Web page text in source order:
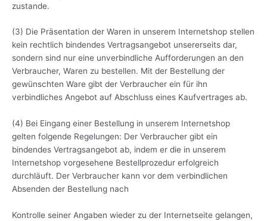
zustande.
(3) Die Präsentation der Waren in unserem Internetshop stellen
kein rechtlich bindendes Vertragsangebot unsererseits dar,
sondern sind nur eine unverbindliche Aufforderungen an den
Verbraucher, Waren zu bestellen. Mit der Bestellung der
gewünschten Ware gibt der Verbraucher ein für ihn
verbindliches Angebot auf Abschluss eines Kaufvertrages ab.
(4) Bei Eingang einer Bestellung in unserem Internetshop
gelten folgende Regelungen: Der Verbraucher gibt ein
bindendes Vertragsangebot ab, indem er die in unserem
Internetshop vorgesehene Bestellprozedur erfolgreich
durchläuft. Der Verbraucher kann vor dem verbindlichen
Absenden der Bestellung nach
Kontrolle seiner Angaben wieder zu der Internetseite gelangen,